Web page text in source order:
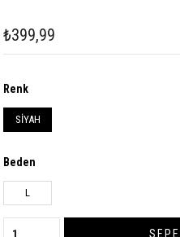
₺399,99
Renk
SİYAH
Beden
L